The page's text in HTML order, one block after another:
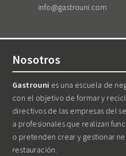
info@gastrouni.com
Nosotros
Gastrouni es una escuela de
con el objetivo de formar y
directivos de las empresas del
a profesionales que realizan
o pretenden crear y gestionar
restauración.